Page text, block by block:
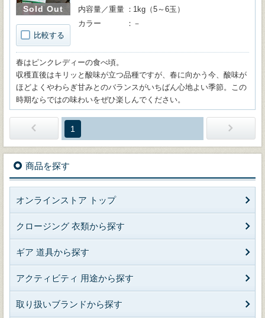
Sold Out
比較する
内容量／重量
1kg（5～6玉）
カラー
－
春はピンクレディーの食べ頃。
収穫直後はキリッと酸味が立つ品種ですが、春に向かう今、酸味が
ほどよくやわらぎ甘みとのバランスがいちばん心地よい季節。この
時期ならではの味わいをぜひ楽しんでください。
1
商品を探す
オンラインストア トップ
クロージング 衣類から探す
ギア 道具から探す
アクティビティ 用途から探す
取り扱いブランドから探す